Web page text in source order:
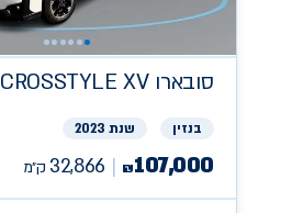
סובארוCROSSTYLE XV
בנזין שנת 2023
₪107,000
32,866 ק״מ